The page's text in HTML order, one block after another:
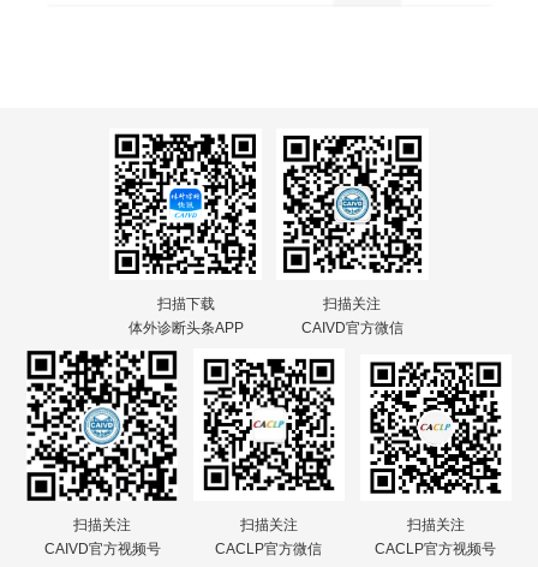
扫描下载
体外诊断头条APP
扫描关注
CAIVD官方微信
扫描关注
CAIVD官方视频号
扫描关注
CACLP官方微信
扫描关注
CACLP官方视频号